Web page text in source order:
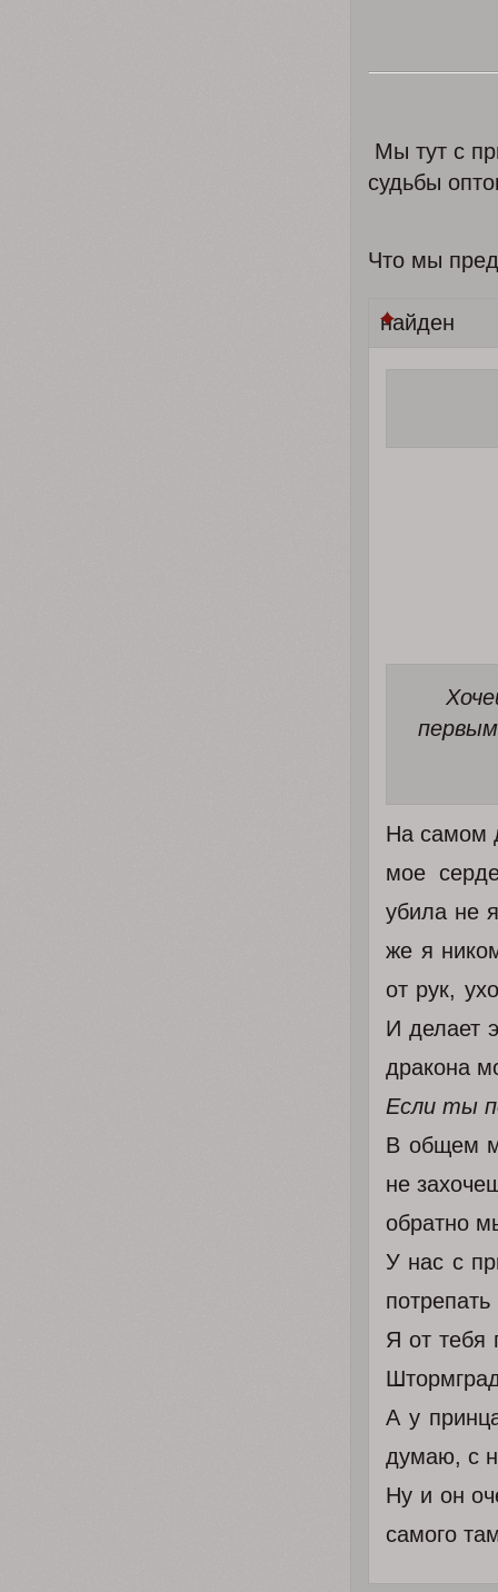
Мы тут с
судьбы
Что мы
найден
На самом
мое
убила не
же я
от рук,
И делает
дракона
Если ты
В общем
не
обратно
У нас с
Я от тебя
А у
думаю, с
Ну и он
самого